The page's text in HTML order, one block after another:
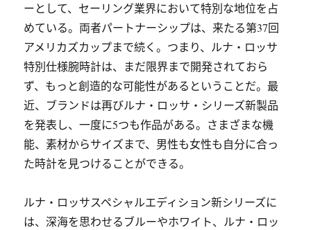
ーとして、セーリング業界において特別な地位を占
めている。両者パートナーシップは、来たる第37回
アメリカズカップまで続く。つまり、ルナ・ロッサ
特別仕様腕時計は、まだ限界まで開発されておら
ず、もっと創造的な可能性があるということだ。最
近、ブランドは再びルナ・ロッサ・シリーズ新製品
を発表し、一度に5つも作品がある。さまざまな機
能、素材からサイズまで、男性も女性も自分に合っ
た時計を見つけることができる。
ルナ・ロッサスペシャルエディション新シリーズに
は、深海を思わせるブルーやホワイト、ルナ・ロッ